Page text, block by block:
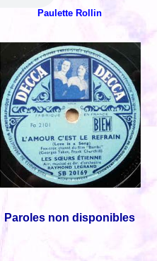
Paulette Rollin
Paroles non disponibles